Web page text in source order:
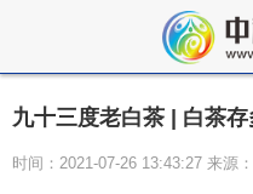
九十三度老白茶 | 白茶
时间：2021-07-26 13:43:27 来源